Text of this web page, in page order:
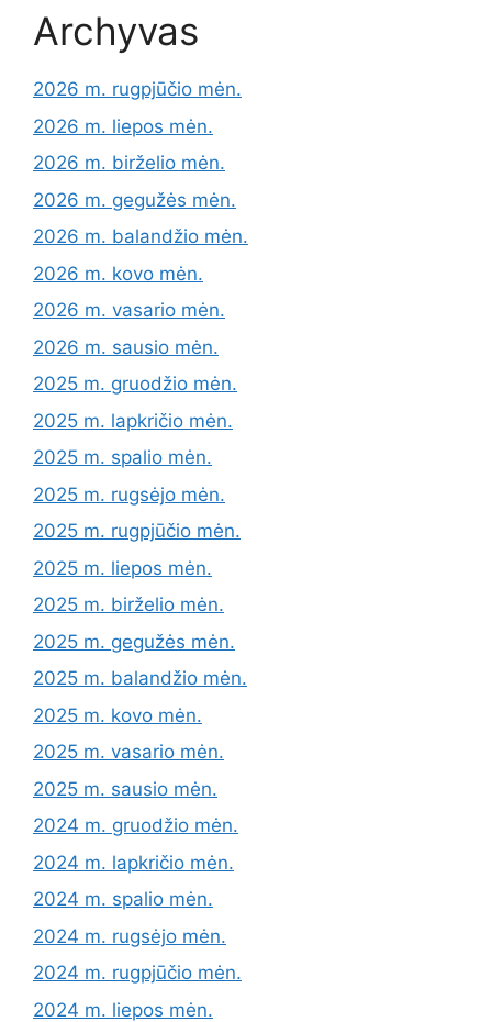
Archyvas
2026 m. rugpjūčio mėn.
2026 m. liepos mėn.
2026 m. birželio mėn.
2026 m. gegužės mėn.
2026 m. balandžio mėn.
2026 m. kovo mėn.
2026 m. vasario mėn.
2026 m. sausio mėn.
2025 m. gruodžio mėn.
2025 m. lapkričio mėn.
2025 m. spalio mėn.
2025 m. rugsėjo mėn.
2025 m. rugpjūčio mėn.
2025 m. liepos mėn.
2025 m. birželio mėn.
2025 m. gegužės mėn.
2025 m. balandžio mėn.
2025 m. kovo mėn.
2025 m. vasario mėn.
2025 m. sausio mėn.
2024 m. gruodžio mėn.
2024 m. lapkričio mėn.
2024 m. spalio mėn.
2024 m. rugsėjo mėn.
2024 m. rugpjūčio mėn.
2024 m. liepos mėn.